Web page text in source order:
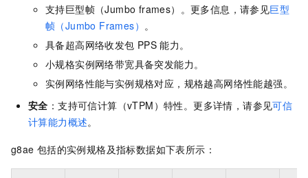
支持巨型帧（Jumbo frames）。更多信息，请参见巨型
帧（Jumbo Frames） 。
具备超高网络收发包 PPS 能力。
小规格实例网络带宽具备突发能力。
实例网络性能与实例规格对应，规格越高网络性能越强。
安全 ：支持可信计算（vTPM）特性。更多详情，请参见可信
计算能力概述。
g8ae 包括的实例规格及指标数据如下表所示：